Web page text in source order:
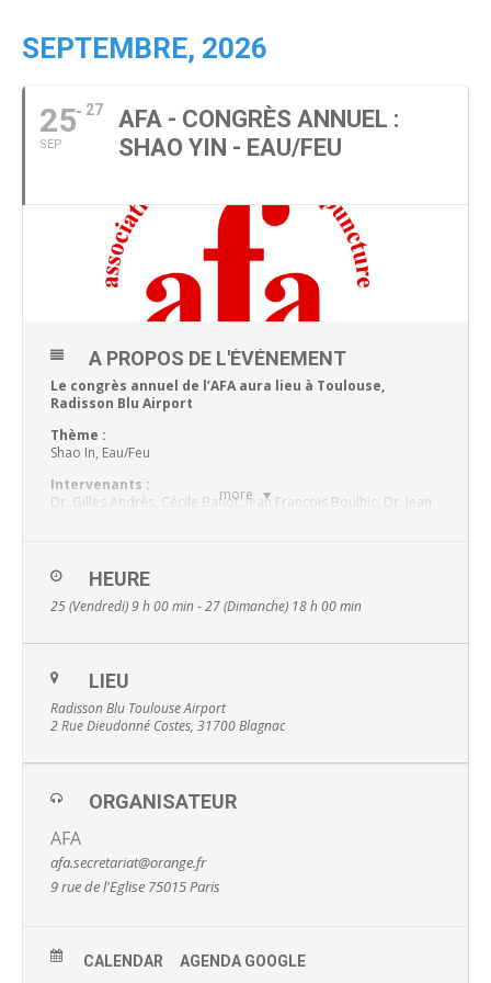
SEPTEMBRE, 2026
25
SEP
27
AFA - CONGRÈS ANNUEL :
SHAO YIN - EAU/FEU
more
A PROPOS DE L'ÉVÉNEMENT
Le congrès annuel de l’AFA aura lieu à Toulouse,
Radisson Blu Airport
Thème :
Shao In, Eau/Feu
Intervenants :
Dr. Gilles Andrès, Cécile Batiot, Jean François Boulhic, Dr. Jean
Sermesant, Dr. Anne Raffanel, Marc Raventos, Dr. Francis
Rouam, Karine Roulois, Dr. Clotilde Royer, Dr. Thomas
Tombrey, Dr. Jean Louis Vicq.
Information et inscription
HEURE
25 (Vendredi) 9 h 00 min - 27 (Dimanche) 18 h 00 min
LIEU
Radisson Blu Toulouse Airport
2 Rue Dieudonné Costes, 31700 Blagnac
ORGANISATEUR
AFA
afa.secretariat@orange.fr
9 rue de l'Eglise 75015 Paris
CALENDAR AGENDA GOOGLE